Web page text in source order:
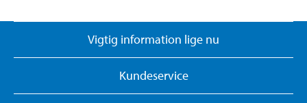
Vigtig information lige nu
Kundeservice